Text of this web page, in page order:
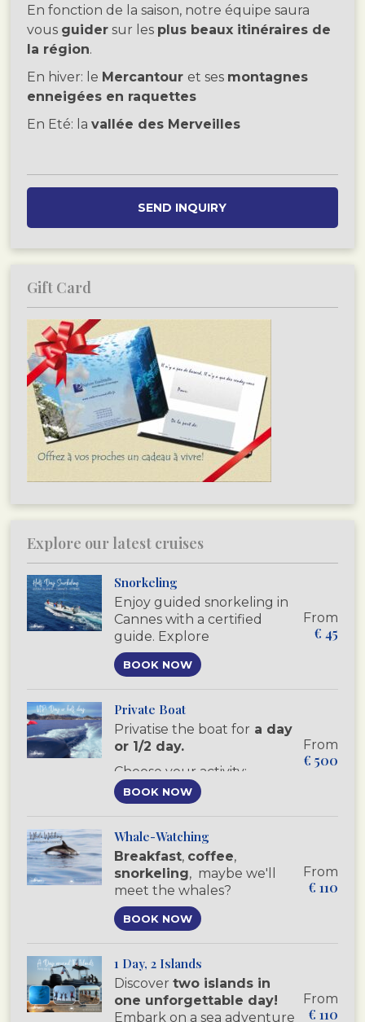
En fonction de la saison, notre équipe saura
vous guider sur les plus beaux itinéraires de
la région.
En hiver: le Mercantour et ses montagnes
enneigées en raquettes
En Eté: lavallée des Merveilles
SEND INQUIRY
Gift Card
Explore our latest cruises
Snorkeling
From
€ 45
Enjoy guided snorkeling in
Cannes with a certified
guide. Explore
Mediterranean marine life
around the Lérins Islands
BOOK NOW
Private Boat
From
€ 500
Privatise the boat for a day
or 1/2 day.
Choose your activity:
snorkelling ,scuba diving
coursesorfun dive
If you're a diver or just love
the sea and nature,
the day for you.
BOOK NOW
Whale-Watching
From
€ 110
Breakfast, coffee,
snorkeling, maybe we'll
meet the whales?
Since 2017, we organise
trips that guarantees you
dolphin watching in the
Mediterranean.
BOOK NOW
1 Day, 2 Islands
From
€ 110
Discover two islands in
one unforgettable day!
Embark on a sea adventure